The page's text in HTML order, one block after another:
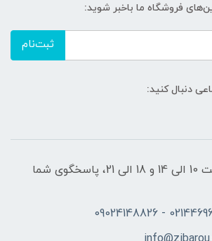
فروشگاه ما باخبر شوید:
ثبت‌نام
دنبال کنید:
روزهای کاری از ساعت 10 الی 14 و 18 الی 21، پاسخگوی شما
02144696680 -